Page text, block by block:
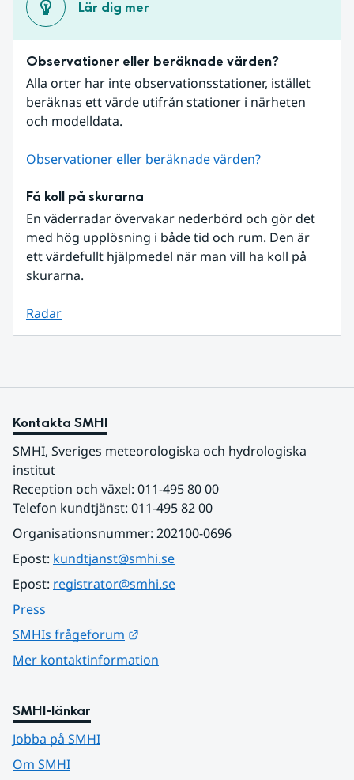
Lär dig mer
Observationer eller beräknade värden?
Alla orter har inte observationsstationer, istället
beräknas ett värde utifrån stationer i närheten
och modelldata.
Observationer eller beräknade värden?
Få koll på skurarna
En väderradar övervakar nederbörd och gör det
med hög upplösning i både tid och rum. Den är
ett värdefullt hjälpmedel när man vill ha koll på
skurarna.
Radar
Kontakta SMHI
SMHI, Sveriges meteorologiska och hydrologiska
institut
Reception och växel: 011-495 80 00
Telefon kundtjänst: 011-495 82 00
Organisationsnummer: 202100-0696
Epost: kundtjanst@smhi.se
Epost: registrator@smhi.se
Press
SMHIs frågeforum
Mer kontaktinformation
SMHI-länkar
Jobba på SMHI
Om SMHI